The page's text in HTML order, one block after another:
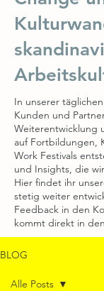
In unserer
Kunden und
Weiterentwicklung
auf Fortbildungen,
Work Festivals
und Insights, die
Hier findet ihr
stetig weiter
Feedback in den
kommt direkt in
BLOG
Alle Posts